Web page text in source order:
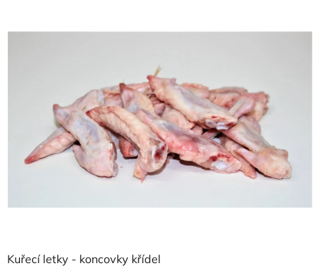
Kuřecí letky - koncovky křídel
hvězdiček.